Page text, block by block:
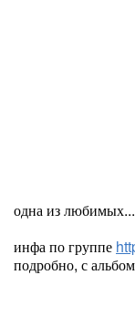
одна из любимых...
инфа по группе
подробно, с